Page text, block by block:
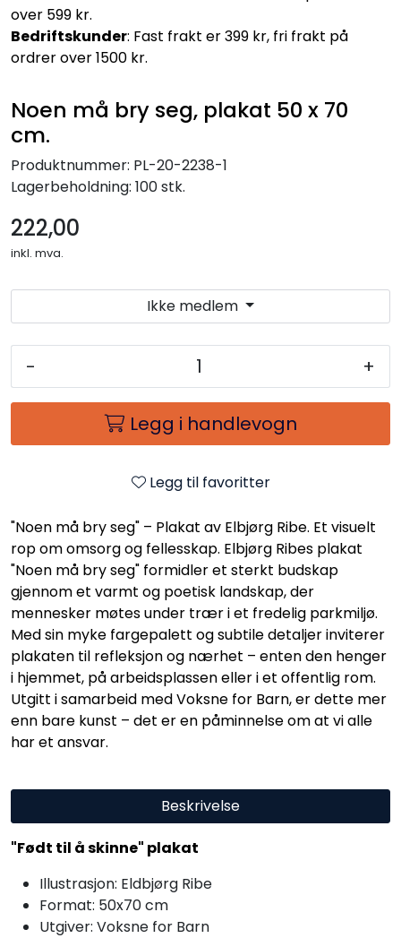
over 599 kr.
Bedriftskunder: Fast frakt er 399 kr, fri frakt på
ordrer over 1500 kr.
Noen må bry seg, plakat 50 x 70
cm.
Produktnummer: PL-20-2238-1
Lagerbeholdning: 100 stk.
222,00
inkl. mva.
Ikke medlem
- +
Legg i handlevogn
Legg til favoritter
"Noen må bry seg" – Plakat av Elbjørg Ribe. Et visuelt
rop om omsorg og fellesskap. Elbjørg Ribes plakat
"Noen må bry seg" formidler et sterkt budskap
gjennom et varmt og poetisk landskap, der
mennesker møtes under trær i et fredelig parkmiljø.
Med sin myke fargepalett og subtile detaljer inviterer
plakaten til refleksjon og nærhet – enten den henger
i hjemmet, på arbeidsplassen eller i et offentlig rom.
Utgitt i samarbeid med Voksne for Barn, er dette mer
enn bare kunst – det er en påminnelse om at vi alle
har et ansvar.
Beskrivelse
"Født til å skinne" plakat
Illustrasjon: Eldbjørg Ribe
Format: 50x70 cm
Utgiver: Voksne for Barn